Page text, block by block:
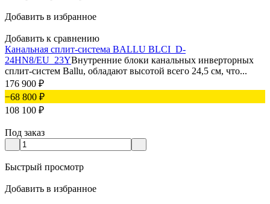
Добавить в избранное
Добавить к сравнению
Канальная сплит-система BALLU BLCI_D-
24HN8/EU_23YВнутренние блоки канальных инверторных
сплит-систем Ballu, обладают высотой всего 24,5 см, что...
176 900 ₽
−68 800 ₽
108 100 ₽
Под заказ
Быстрый просмотр
Добавить в избранное